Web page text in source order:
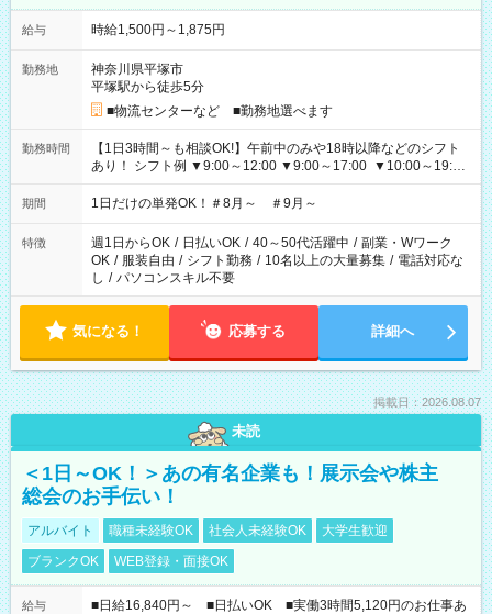
給与 時給1,500円～1,875円
勤務地
神奈川県平塚市
平塚駅から徒歩5分
■物流センターなど ■勤務地選べます
勤務時間
【1日3時間～も相談OK!】午前中のみや18時以降などのシフト
あり！ シフト例 ▼9:00～12:00 ▼9:00～17:00 ▼10:00～19:00
▼18:00～21:00
期間 1日だけの単発OK！＃8月～ ＃9月～
特徴 週1日からOK / 日払いOK / 40～50代活躍中 / 副業・Wワーク
OK / 服装自由 / シフト勤務 / 10名以上の大量募集 / 電話対応な
し / パソコンスキル不要
気になる！ 応募する 詳細へ
掲載日：2026.08.07
未読
＜1日～OK！＞あの有名企業も！展示会や株主
総会のお手伝い！
アルバイト 職種未経験OK 社会人未経験OK
大学生歓迎
ブランクOK
WEB登録・面接OK
給与
■日給16,840円～ ■日払いOK ■実働3時間5,120円のお仕事あ